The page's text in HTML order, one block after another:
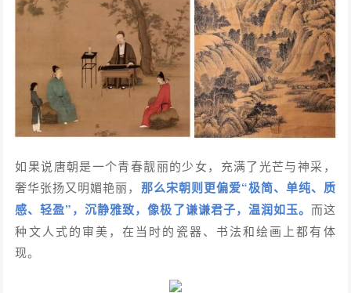
如果说唐朝是一个青春靓丽的少女，充满了光芒与神采，
奢华张扬又明媚艳丽， 那么宋朝则更偏爱“极简、单纯、质
感、轻盈”，沉静雅致，像极了谦谦君子，温润如玉。 而这
种文人式的审美，在当时的瓷器、书法和绘画上都有体
现。